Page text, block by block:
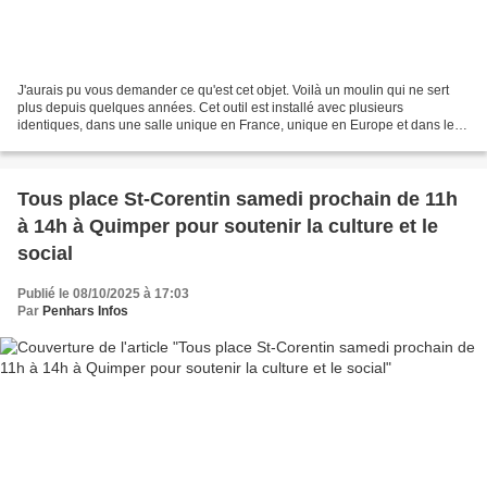
J'aurais pu vous demander ce qu'est cet objet. Voilà un moulin qui ne sert
plus depuis quelques années. Cet outil est installé avec plusieurs
identiques, dans une salle unique en France, unique en Europe et dans le
Tous place St-Corentin samedi prochain de 11h
à 14h à Quimper pour soutenir la culture et le
social
Publié le 08/10/2025 à 17:03
Par Penhars Infos